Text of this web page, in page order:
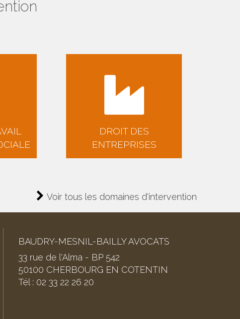
DROIT DES
ENTREPRISES
Voir tous les domaines d'intervention
BAUDRY-MESNIL-BAILLY AVOCATS
33 rue de l'Alma - BP 542
50100 CHERBOURG EN COTENTIN
Tél : 02 33 22 26 20